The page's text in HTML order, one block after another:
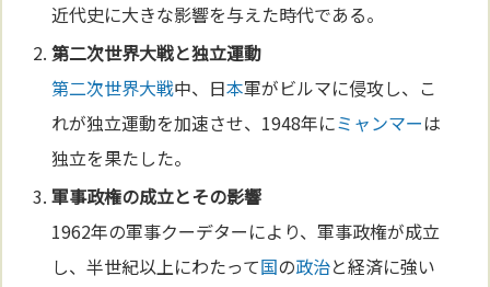
近代史に大きな影響を与えた時代である。
第二次世界大戦と独立運動
第二次世界大戦中、日本軍がビルマに侵攻し、こ
れが独立運動を加速させ、1948年にミャンマーは
独立を果たした。
軍事政権の成立とその影響
1962年の軍事クーデターにより、軍事政権が成立
し、半世紀以上にわたって国の政治と経済に強い